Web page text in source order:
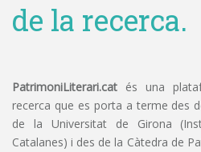
de la recerca.
PatrimoniLiterari.cat és una
recerca que es porta a terme des
de la Universitat de Girona
Catalanes) i des de la Càtedra de